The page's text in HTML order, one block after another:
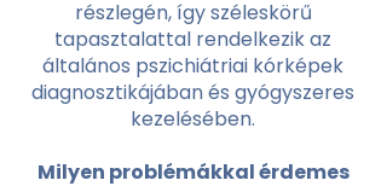
részlegén, így széleskörű
tapasztalattal rendelkezik az
általános pszichiátriai kórképek
diagnosztikájában és gyógyszeres
kezelésében.
Milyen problémákkal érdemes